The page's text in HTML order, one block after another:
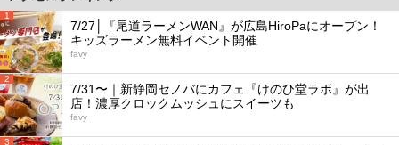
1
7/27│『尾道ラーメンWAN』が広島HiroPaにオープン！
キッズラーメン無料イベント開催
favy
2
7/31〜｜新静岡セノバにカフェ『けのひ堂ラボ』が出
店！濃厚クロックムッシュにスイーツも
favy
3